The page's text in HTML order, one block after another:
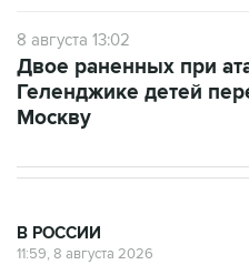
8 августа 13:02
Двое раненных при
Геленджике детей
Москву
В РОССИИ
11:59, 8 августа 2026